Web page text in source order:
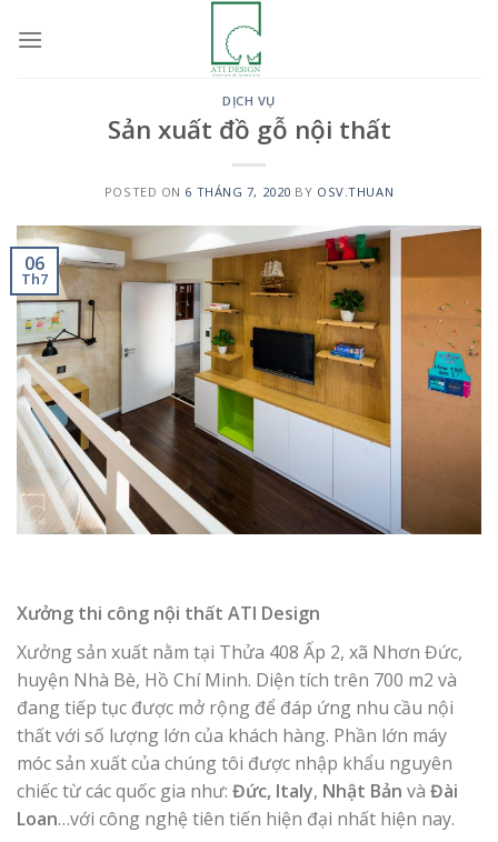
DỊCH VỤ
Sản xuất đồ gỗ nội thất
POSTED ON 6 THÁNG 7, 2020 BY OSV.THUAN
06
Th7
Xưởng thi công nội thất ATI Design
Xưởng sản xuất nằm tại Thửa 408 Ấp 2, xã Nhơn Đức,
huyện Nhà Bè, Hồ Chí Minh. Diện tích trên 700 m2 và
đang tiếp tục được mở rộng để đáp ứng nhu cầu nội
thất với số lượng lớn của khách hàng. Phần lớn máy
móc sản xuất của chúng tôi được nhập khẩu nguyên
chiếc từ các quốc gia như: Đức, Italy, Nhật Bản và Đài
Loan…với công nghệ tiên tiến hiện đại nhất hiện nay.